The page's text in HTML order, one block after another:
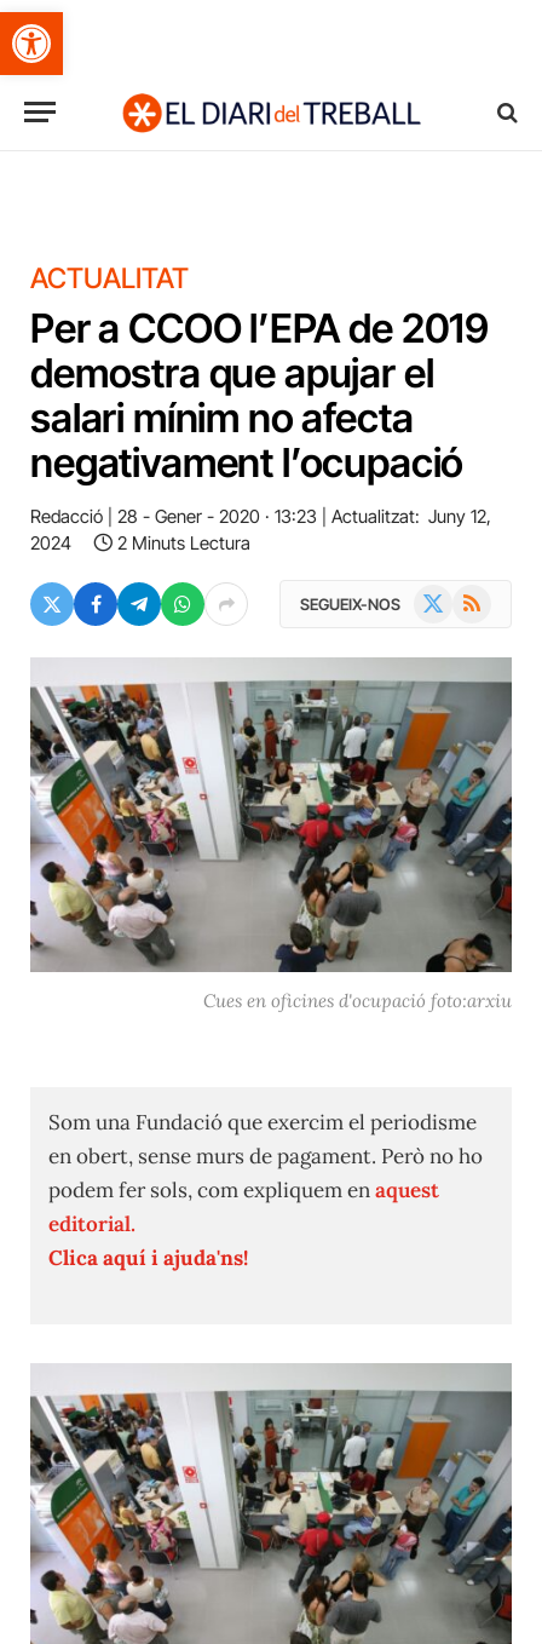
Obre la barra d'eines
ACTUALITAT
Per a CCOO l’EPA de 2019
demostra que apujar el
salari mínim no afecta
negativament l’ocupació
Redacció 28 - Gener - 2020 · 13:23 Actualitzat: Juny 12,
2024
2 Minuts Lectura
SEGUEIX-NOS RSS
Cues en oficines d'ocupació foto:arxiu
Som una Fundació que exercim el periodisme
en obert, sense murs de pagament. Però no ho
podem fer sols, com expliquem enaquest
editorial.
Clica aquí i ajuda'ns!